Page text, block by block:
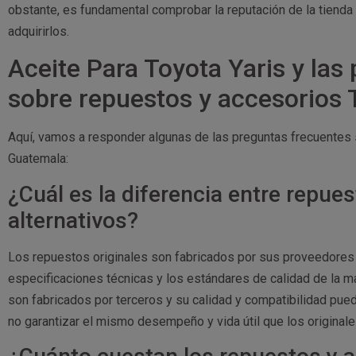
obstante, es fundamental comprobar la reputación de la
adquirirlos.
Aceite Para Toyota Yaris y
sobre repuestos y accesorios
Aquí, vamos a responder algunas de las preguntas
Guatemala:
¿Cuál es la diferencia entre
alternativos?
Los repuestos originales son fabricados por sus
especificaciones técnicas y los estándares de calidad de la
son fabricados por terceros y su calidad y compatibilidad
no garantizar el mismo desempeño y vida útil que los